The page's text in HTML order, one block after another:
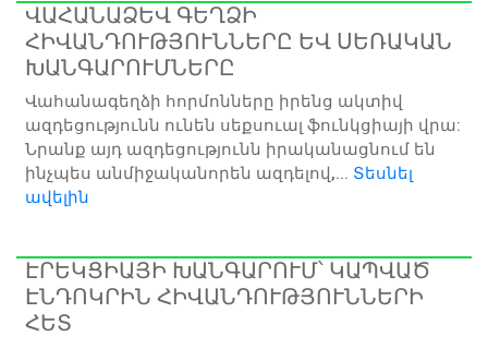
ՎԱՀԱՆԱՁԵՎ ԳԵՂՁԻ
ՀԻՎԱՆԴՈՒԹՅՈՒՆՆԵՐԸ ԵՎ ՍԵՌԱԿԱՆ
ԽԱՆԳԱՐՈՒՄՆԵՐԸ
Վահանագեղձի հորմոնները իրենց ակտիվ
ազդեցությունն ունեն սեքսուալ ֆունկցիայի վրա:
Նրանք այդ ազդեցությունն իրականացնում են
ինչպես անմիջականորեն ազդելով,... Տեսնել
ավելին
ԷՐԵԿՑԻԱՅԻ ԽԱՆԳԱՐՈՒՄ՝ ԿԱՊՎԱԾ
ԷՆԴՈԿՐԻՆ ՀԻՎԱՆԴՈՒԹՅՈՒՆՆԵՐԻ
ՀԵՏ